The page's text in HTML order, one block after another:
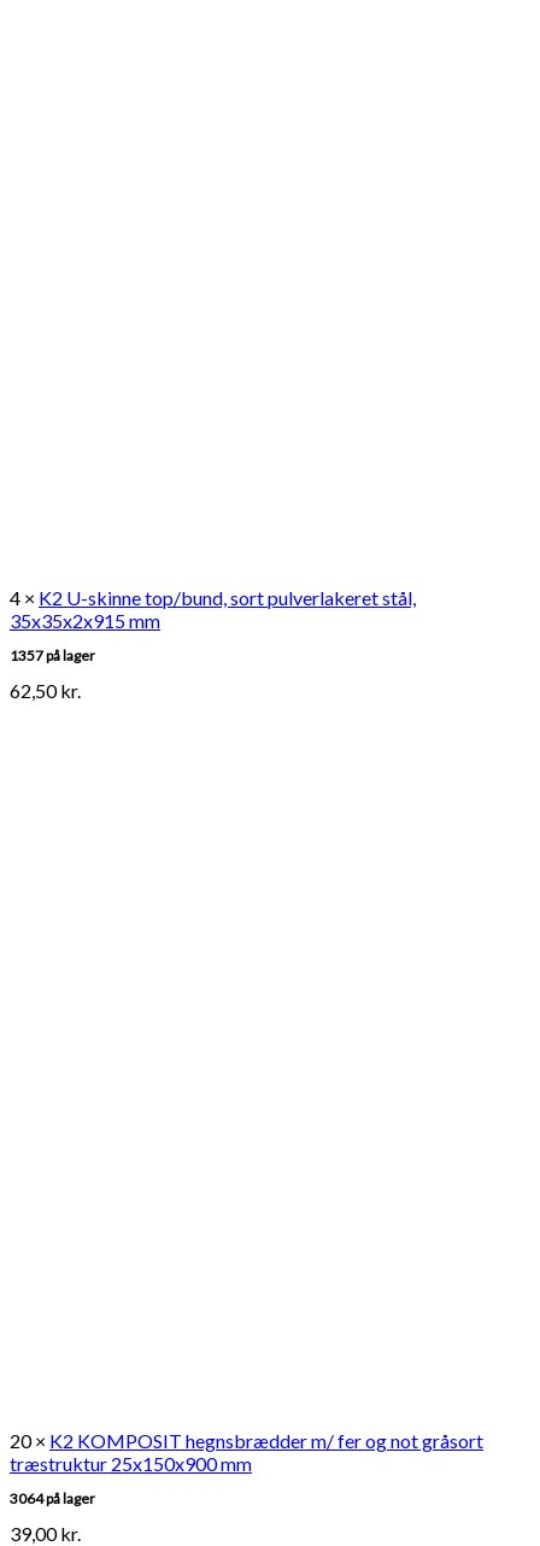
4 × K2 U-skinne top/bund, sort pulverlakeret stål,
35x35x2x915 mm
1357 på lager
62,50kr.
20 × K2 KOMPOSIT hegnsbrædder m/ fer og not gråsort
træstruktur 25x150x900 mm
3064 på lager
39,00kr.